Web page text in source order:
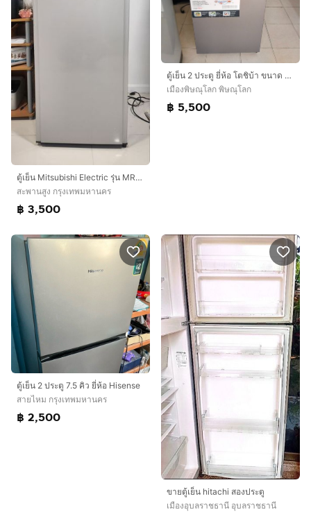
​ตู้เย็น Mitsubishi Electric รุ่น MR-FV25N ขนาด 8.2 คิว (231 ลิตร) สภาพดี พร้อมใช้งาน
สะพานสูง กรุงเทพมหานคร
฿ 3,500
ตู้เย็น 2 ประตู ยี่ห้อ โตชิบ้า ขนาด 6.4 คิวราคา 5,500 บาท
เมืองพิษณุโลก พิษณุโลก
฿ 5,500
ตู้เย็น 2 ประตู 7.5 คิว ยี่ห้อ Hisense
สายไหม กรุงเทพมหานคร
฿ 2,500
ขายตู้เย็น hitachi สองประตู
เมืองอุบลราชธานี อุบลราชธานี